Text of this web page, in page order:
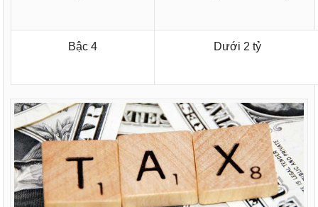
Bậc 4 Dưới 2 tỷ